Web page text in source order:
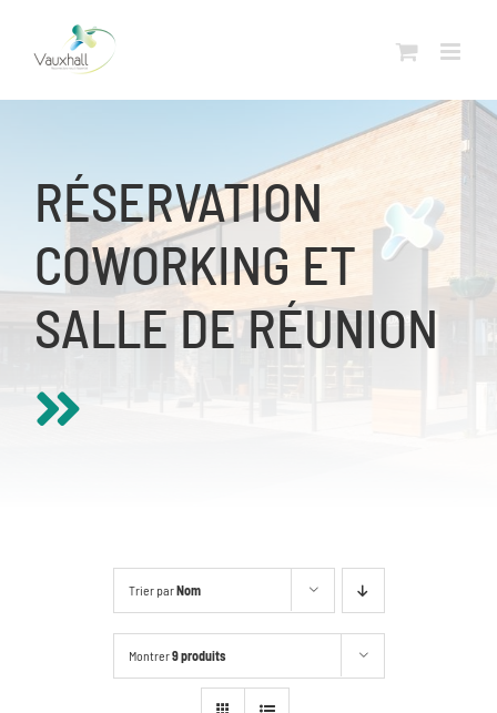
RÉSERVATION
COWORKING ET
SALLE DE RÉUNION
Trier parNom
Montrer9 produits